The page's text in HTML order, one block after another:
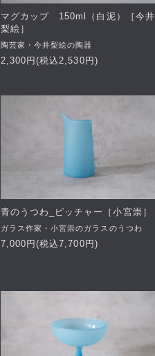
マグカップ 150ml（白泥）［今井
梨絵］
陶芸家・今井梨絵の陶器
2,300円(税込2,530円)
青のうつわ_ピッチャー［小宮崇］
ガラス作家・小宮崇のガラスのうつわ
7,000円(税込7,700円)